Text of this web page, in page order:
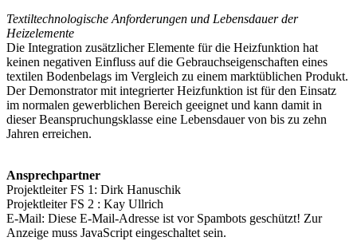
Textiltechnologische Anforderungen und Lebensdauer der
Heizelemente
Die Integration zusätzlicher Elemente für die Heizfunktion hat
keinen negativen Einfluss auf die Gebrauchseigenschaften eines
textilen Bodenbelags im Vergleich zu einem marktüblichen Produkt.
Der Demonstrator mit integrierter Heizfunktion ist für den Einsatz
im normalen gewerblichen Bereich geeignet und kann damit in
dieser Beanspruchungsklasse eine Lebensdauer von bis zu zehn
Jahren erreichen.
Ansprechpartner
Projektleiter FS 1: Dirk Hanuschik
Projektleiter FS 2 : Kay Ullrich
E-Mail: Diese E-Mail-Adresse ist vor Spambots geschützt! Zur
Anzeige muss JavaScript eingeschaltet sein.